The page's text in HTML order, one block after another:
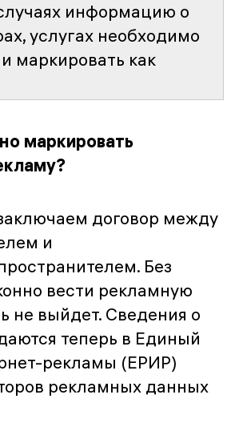
информацию о
услугах необходимо
маркировать как
маркировать
договор между
и
Без
вести рекламную
не выйдет. Сведения о
теперь в Единый
рекламы (ЕРИР)
рекламных данных